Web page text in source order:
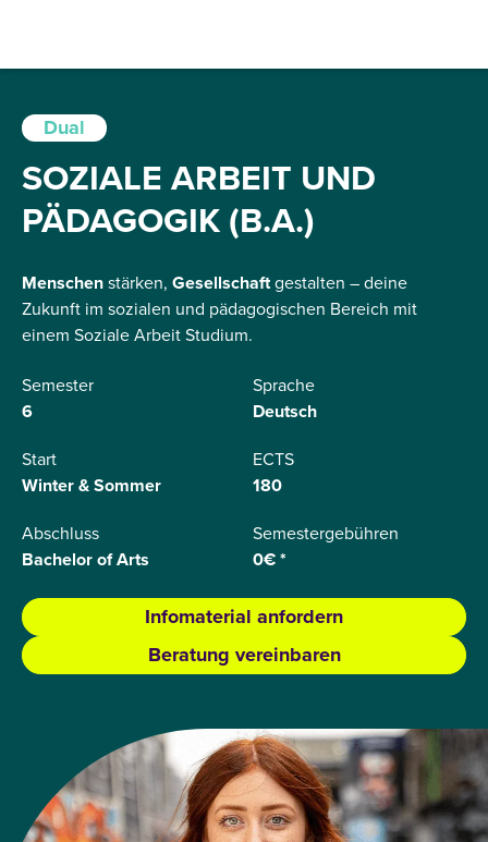
Dual
SOZIALE ARBEIT UND
PÄDAGOGIK (B.A.)
Menschen stärken, Gesellschaftgestalten – deine
Zukunft im sozialen und pädagogischen Bereich mit
einem Soziale Arbeit Studium.
Semester
6
Sprache
Deutsch
Start
Winter & Sommer
ECTS
180
Abschluss
Bachelor of Arts
Semestergebühren
0€ *
Infomaterial anfordern
Beratung vereinbaren